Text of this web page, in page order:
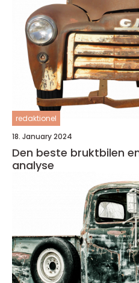
redaktionel
18. January 2024
Den beste bruktbilen en dybdegående
analyse